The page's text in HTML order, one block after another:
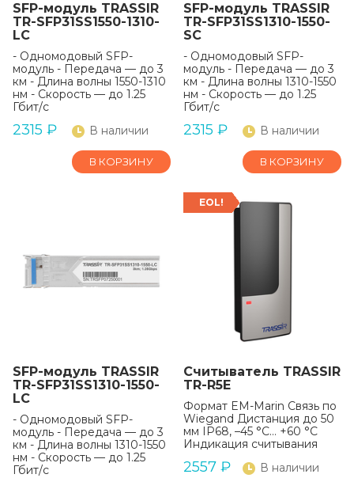
SFP-модуль TRASSIR
TR-SFP31SS1550-1310-
LC
- Одномодовый SFP-
модуль - Передача — до 3
км - Длина волны 1550-1310
нм - Скорость — до 1.25
Гбит/с
2315 ₽ В наличии
В КОРЗИНУ
SFP-модуль TRASSIR
TR-SFP31SS1310-1550-
SC
- Одномодовый SFP-
модуль - Передача — до 3
км - Длина волны 1310-1550
нм - Скорость — до 1.25
Гбит/с
2315 ₽ В наличии
В КОРЗИНУ
SFP-модуль TRASSIR
TR-SFP31SS1310-1550-
LC
- Одномодовый SFP-
модуль - Передача — до 3
км - Длина волны 1310-1550
нм - Скорость — до 1.25
Гбит/с
EOL!
Считыватель TRASSIR
TR-R5E
Формат EM-Marin Связь по
Wiegand Дистанция до 50
мм IP68, –45 °C… +60 °C
Индикация считывания
2557 ₽ В наличии